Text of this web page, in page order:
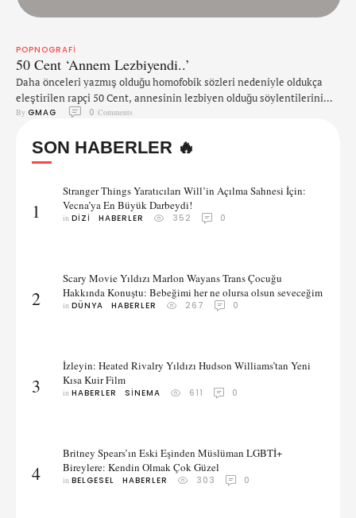
POPNOGRAFI
50 Cent ‘Annem Lezbiyendi..’
Daha önceleri yazmış olduğu homofobik sözleri nedeniyle oldukça
eleştirilen rapçi 50 Cent, annesinin lezbiyen olduğu söylentilerini
doğruladı. Ünlü rapçi, gay blogger Perez Hilton ile konuştu. Küçük
yetiştirilmesini anlattı. 'Annem lezbiyendi. Evet, kadınları seviyordu.
Tüm çocukluğumda bu böyleydi. 'İki kadını birlikte gördüğünüzde,
annemle birlikteyken …
By GMAG 0 Comments
SON HABERLER 🔥
1
Stranger Things Yaratıcıları Will’in Açılma Sahnesi İçin:
Vecna’ya En Büyük Darbeydi!
in DIZI HABERLER 352 0
2
Scary Movie Yıldızı Marlon Wayans Trans Çocuğu
Hakkında Konuştu: Bebeğimi her ne olursa olsun seveceğim
in DÜNYA HABERLER 267 0
3
İzleyin: Heated Rivalry Yıldızı Hudson Williams’tan Yeni
Kısa Kuir Film
in HABERLER SINEMA 611 0
4
Britney Spears’ın Eski Eşinden Müslüman LGBTİ+
Bireylere: Kendin Olmak Çok Güzel
in BELGESEL HABERLER 303 0